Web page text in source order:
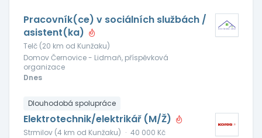
Pracovník(ce) v sociálních službách /
asistent(ka)
Telč (20 km od Kunžaku)
Domov Černovice - Lidmaň, příspěvková
organizace
Dnes
Dlouhodobá spolupráce
Elektrotechnik/elektrikář (M/Ž)
Strmilov (4 km od Kunžaku) · 40 000 Kč